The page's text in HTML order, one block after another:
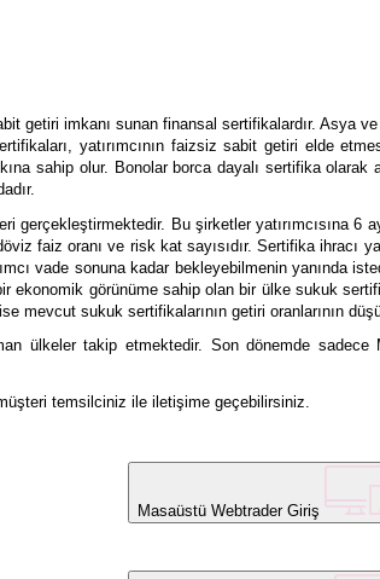
getiri imkanı sunan finansal sertifikalardır. Asya
yatırımcının faizsiz sabit getiri elde
sahip olur. Bonolar borca dayalı sertifika olarak
Bu şirketler yatırımcısına
faiz oranı ve risk kat sayısıdır. Sertifika
vade sonuna kadar bekleyebilmenin yanında
ekonomik görünüme sahip olan bir ülke sukuk
mevcut sukuk sertifikalarının getiri oranlarının
ülkeler takip etmektedir. Son dönemde
temsilciniz ile iletişime geçebilirsiniz.
Masaüstü Webtrader Giriş